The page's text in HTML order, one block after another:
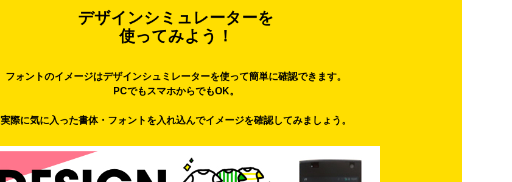
デザインシミュレーターを
使ってみよう！
フォントのイメージはデザインシュミレーターを使って簡単に確認できます。
PCでもスマホからでもOK。
実際に気に入った書体・フォントを入れ込んでイメージを確認してみましょう。